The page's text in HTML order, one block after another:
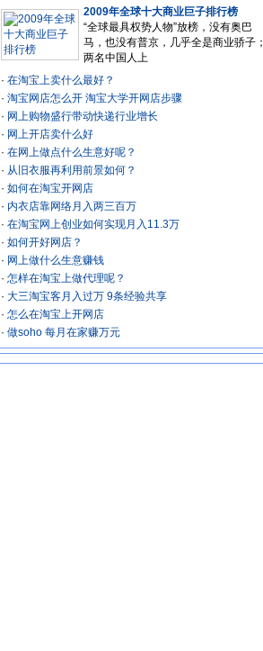
2009年全球十大商业巨子排行榜
“全球最具权势人物”放榜，没有奥巴
马，也没有普京，几乎全是商业骄子；
两名中国人上
· 在淘宝上卖什么最好？
· 淘宝网店怎么开 淘宝大学开网店步骤
· 网上购物盛行带动快递行业增长
· 网上开店卖什么好
· 在网上做点什么生意好呢？
· 从旧衣服再利用前景如何？
· 如何在淘宝开网店
· 内衣店靠网络月入两三百万
· 在淘宝网上创业如何实现月入11.3万
· 如何开好网店？
· 网上做什么生意赚钱
· 怎样在淘宝上做代理呢？
· 大三淘宝客月入过万 9条经验共享
· 怎么在淘宝上开网店
· 做soho 每月在家赚万元